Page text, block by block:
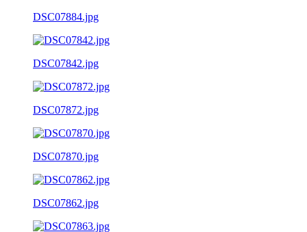
DSC07884.jpg
DSC07842.jpg
DSC07872.jpg
DSC07870.jpg
DSC07862.jpg